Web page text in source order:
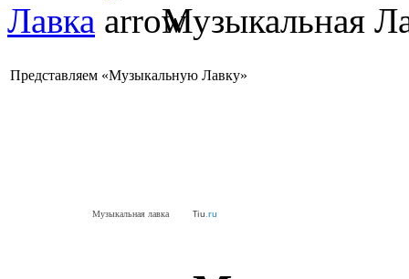
Лавка Музыкальная
Представляем «Музыкальную Лавку»
Музыкальная лавка Tiu.ru